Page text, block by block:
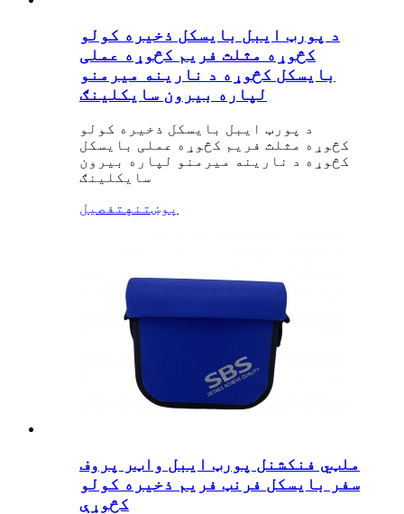
د پورټ ایبل بایسکل ذخیره کولو
کڅوړه مثلث فریم کڅوړه عملی
بایسکل کڅوړه د نارینه میرمنو
لپاره بیرون سایکلینګ
د پورټ ایبل بایسکل ذخیره کولو
کڅوړه مثلث فریم کڅوړه عملی بایسکل
کڅوړه د نارینه میرمنو لپاره بیرون
سایکلینګ
پوښتنه تفصیل
ملټي فنکشنل پورټ ایبل واټر پروف
سفر بایسکل فرنټ فریم ذخیره کولو
کڅوړې